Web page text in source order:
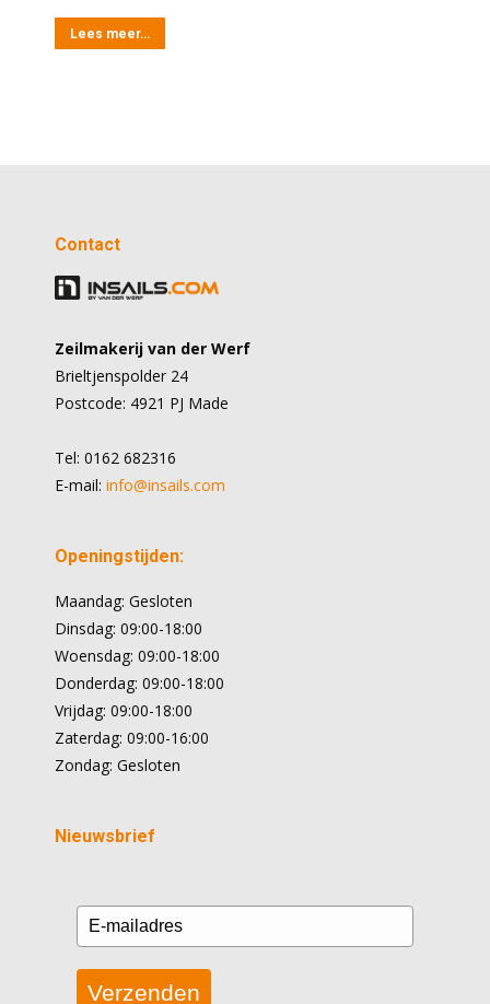
Lees meer…
Contact
Zeilmakerij van der Werf
Brieltjenspolder 24
Postcode: 4921 PJ Made
Tel: 0162 682316
E-mail: info@insails.com
Openingstijden:
Maandag: Gesloten
Dinsdag: 09:00-18:00
Woensdag: 09:00-18:00
Donderdag: 09:00-18:00
Vrijdag: 09:00-18:00
Zaterdag: 09:00-16:00
Zondag: Gesloten
Nieuwsbrief
Verzenden